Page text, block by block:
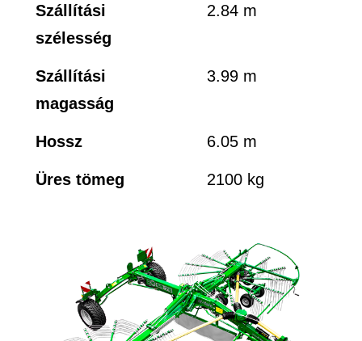
Szállítási
szélesség
2.84 m
Szállítási
magasság
3.99 m
Hossz 6.05 m
Üres tömeg 2100 kg